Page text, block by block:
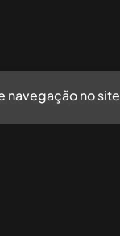
navegação no site
de navegação no site.